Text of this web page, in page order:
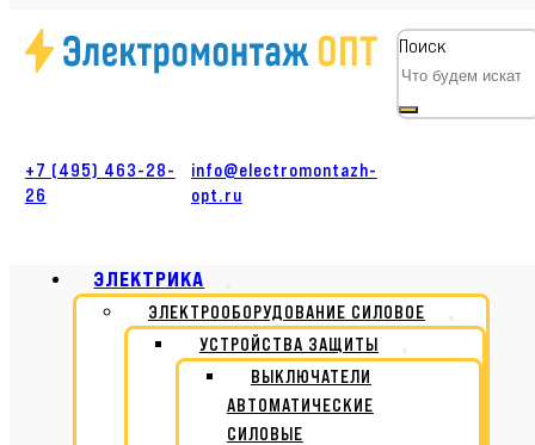
Поиск
+7 (495) 463-28-
26
info@electromontazh-
opt.ru
ЭЛЕКТРИКА
ЭЛЕКТРООБОРУДОВАНИЕ СИЛОВОЕ
УСТРОЙСТВА ЗАЩИТЫ
ВЫКЛЮЧАТЕЛИ
АВТОМАТИЧЕСКИЕ
СИЛОВЫЕ